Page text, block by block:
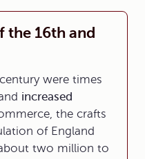
the 16th and
were times
increased
the crafts
of England
two million to